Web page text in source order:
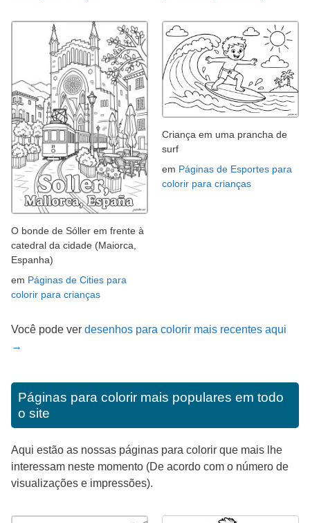
O bonde de Sóller em frente à
catedral da cidade (Maiorca,
Espanha)
em Páginas de Cities para
colorir para crianças
Criança em uma prancha de
surf
em Páginas de Esportes para
colorir para crianças
Você pode ver desenhos para colorir mais recentes aqui
→
Páginas para colorir mais populares em todo
o site
Aqui estão as nossas páginas para colorir que mais lhe
interessam neste momento (De acordo com o número de
visualizações e impressões).